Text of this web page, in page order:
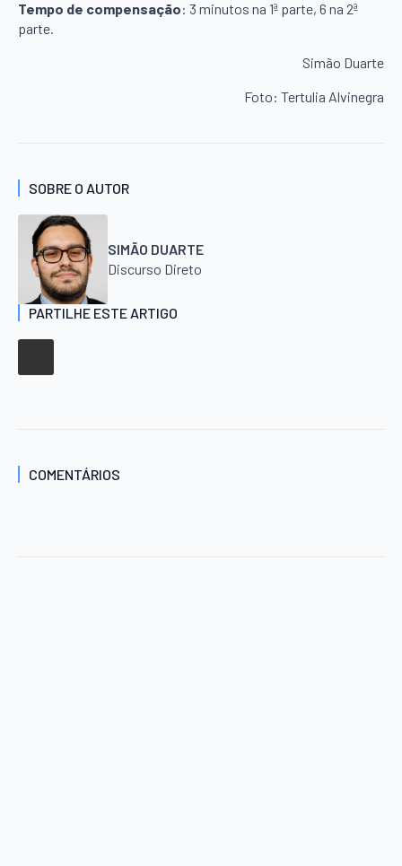
Tempo de compensação: 3 minutos na 1ª parte, 6 na 2ª
parte.
Simão Duarte
Foto: Tertulia Alvinegra
SOBRE O AUTOR
SIMÃO DUARTE
Discurso Direto
PARTILHE ESTE ARTIGO
COMENTÁRIOS